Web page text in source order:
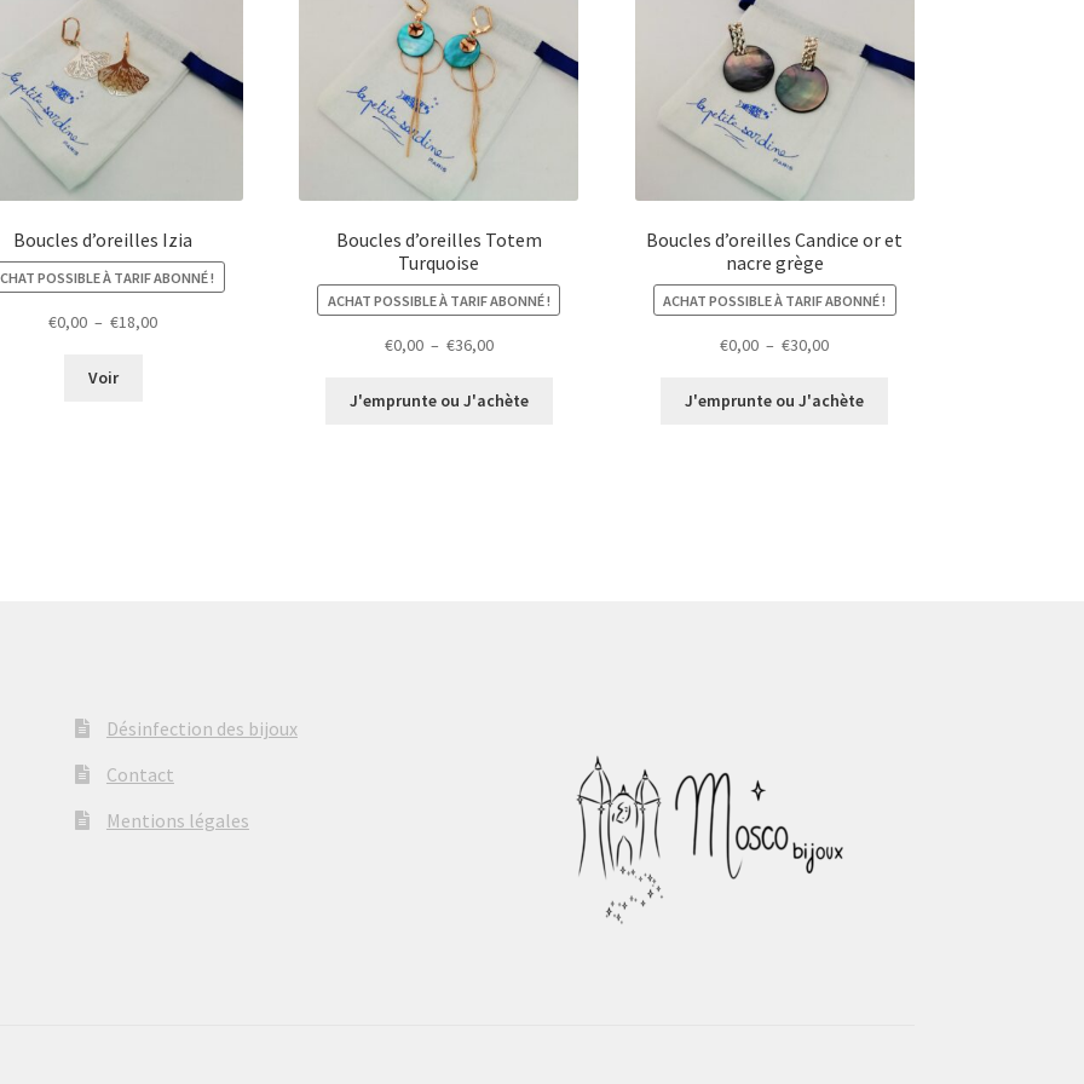
Boucles d’oreilles Izia
POSSIBLE À TARIF ABONNÉ !
€0,00 – €18,00Plage
Voir
Boucles d’oreilles Totem
Turquoise
ACHAT POSSIBLE À TARIF ABONNÉ !
€0,00 – €36,00Plage
prix :
J'emprunte ou J'achète
Boucles d’oreilles Candice or et
nacre grège
ACHAT POSSIBLE À TARIF ABONNÉ !
€0,00 – €30,00Plage
prix :
J'emprunte ou J'achète
Désinfection des bijoux
Contact
Mentions légales